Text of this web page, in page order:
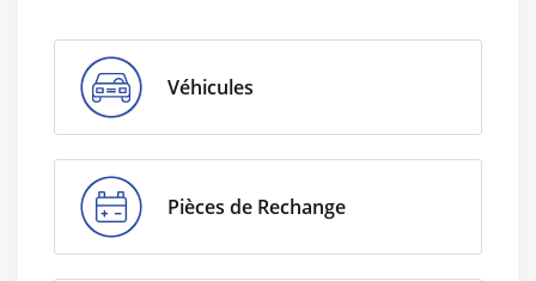
Véhicules
Pièces de Rechange